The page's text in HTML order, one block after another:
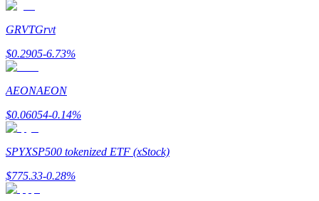
Mitra Bitrue
GRVTGrvt
$0.2905-6.73%
AEONAEON
$0.06054-0.14%
SPYXSP500 tokenized ETF (xStock)
$775.33-0.28%